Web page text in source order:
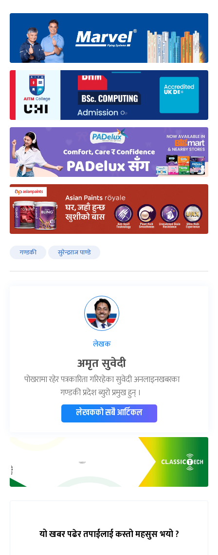
गण्डकी सुरेन्द्रराज पाण्डे
लेखक
अमृत सुवेदी
पोखरामा रहेर पत्रकारिता गरिरहेका सुवेदी अनलाइनखबरका
गण्डकी प्रदेश ब्युरो प्रमुख हुन् ।
लेखकको सबै आर्टिकल
यो खबर पढेर तपाईलाई कस्तो महसुस भयो ?